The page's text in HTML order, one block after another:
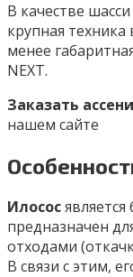
В качестве
крупная
менее
NEXT.
Заказать
нашем сайте
Илосос
предназначен
отходами
В связи с этим,